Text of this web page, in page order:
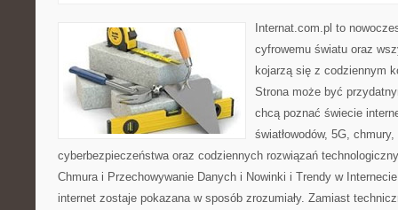
Internat.com.pl to
cyfrowemu światu oraz
kojarzą się z codziennym
Strona może być
chcą poznać świecie
światłowodów, 5G,
cyberbezpieczeństwa oraz codziennych rozwiązań
Chmura i Przechowywanie Danych i Nowinki i Trendy w
internet zostaje pokazana w sposób zrozumiały. Zamiast